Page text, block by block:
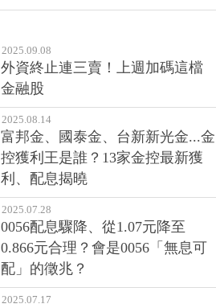
2025.09.08
外資終止連三賣！上週加碼這檔
金融股
2025.08.14
富邦金、國泰金、台新新光金...金
控獲利王是誰？13家金控最新獲
利、配息揭曉
2025.07.28
0056配息驟降、從1.07元降至
0.866元合理？會是0056「無息可
配」的徵兆？
2025.07.17